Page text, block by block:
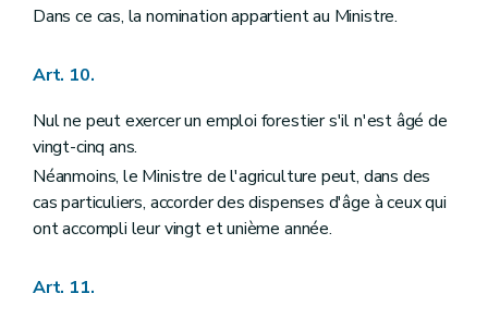
Art. 166
Art. 169
Art. 171
Art. 172
Art. 173
Art. 174
Art. 175
Art. 176
Art. 178
Dans ce cas, la nomination appartient au Ministre.
Art. 10.
Nul ne peut exercer un emploi forestier s'il n'est âgé de
vingt-cinq ans.
Néanmoins, le Ministre de l'agriculture peut, dans des
cas particuliers, accorder des dispenses d'âge à ceux qui
ont accompli leur vingt et unième année.
Art. 11.